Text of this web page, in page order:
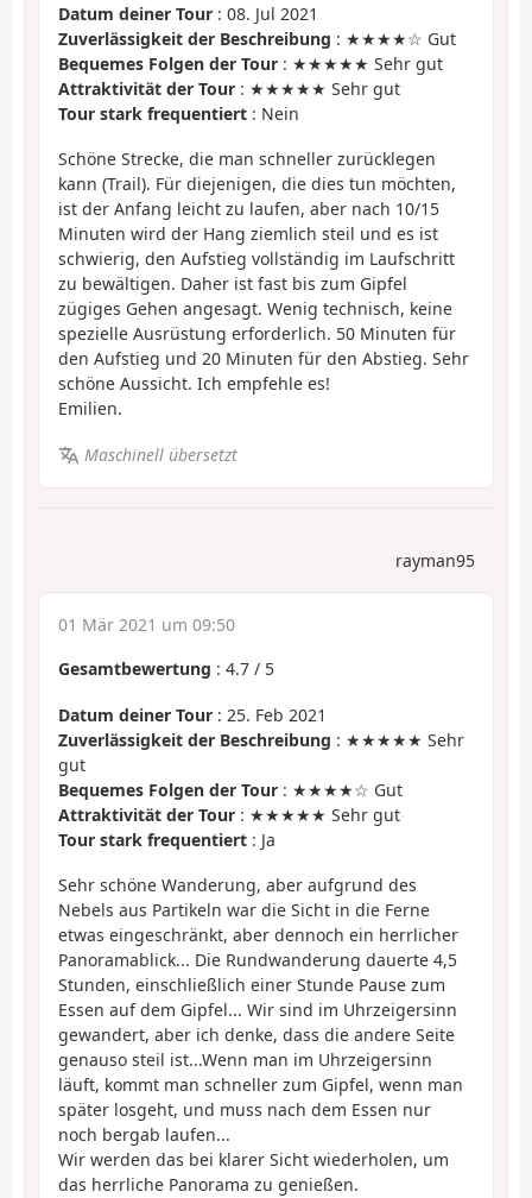
Datum deiner Tour : 08. Jul 2021
Zuverlässigkeit der Beschreibung : ★★★★☆ Gut
Bequemes Folgen der Tour : ★★★★★ Sehr gut
Attraktivität der Tour : ★★★★★ Sehr gut
Tour stark frequentiert : Nein
Schöne Strecke, die man schneller zurücklegen
kann (Trail). Für diejenigen, die dies tun möchten,
ist der Anfang leicht zu laufen, aber nach 10/15
Minuten wird der Hang ziemlich steil und es ist
schwierig, den Aufstieg vollständig im Laufschritt
zu bewältigen. Daher ist fast bis zum Gipfel
zügiges Gehen angesagt. Wenig technisch, keine
spezielle Ausrüstung erforderlich. 50 Minuten für
den Aufstieg und 20 Minuten für den Abstieg. Sehr
schöne Aussicht. Ich empfehle es!
Emilien.
Maschinell übersetzt
rayman95
01 Mär 2021 um 09:50
Gesamtbewertung : 4.7 / 5
Datum deiner Tour : 25. Feb 2021
Zuverlässigkeit der Beschreibung : ★★★★★ Sehr
gut
Bequemes Folgen der Tour : ★★★★☆ Gut
Attraktivität der Tour : ★★★★★ Sehr gut
Tour stark frequentiert : Ja
Sehr schöne Wanderung, aber aufgrund des
Nebels aus Partikeln war die Sicht in die Ferne
etwas eingeschränkt, aber dennoch ein herrlicher
Panoramablick... Die Rundwanderung dauerte 4,5
Stunden, einschließlich einer Stunde Pause zum
Essen auf dem Gipfel... Wir sind im Uhrzeigersinn
gewandert, aber ich denke, dass die andere Seite
genauso steil ist...Wenn man im Uhrzeigersinn
läuft, kommt man schneller zum Gipfel, wenn man
später losgeht, und muss nach dem Essen nur
noch bergab laufen...
Wir werden das bei klarer Sicht wiederholen, um
das herrliche Panorama zu genießen.